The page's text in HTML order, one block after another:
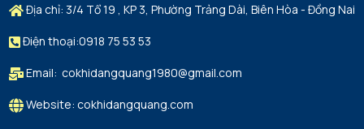
Địa chỉ: 3/4 Tổ 19 , KP 3, Phường Trảng Dài, Biên Hòa - Đồng Nai
Điện thoại:0918 75 53 53
Email: cokhidangquang1980@gmail.com
Website: cokhidangquang.com